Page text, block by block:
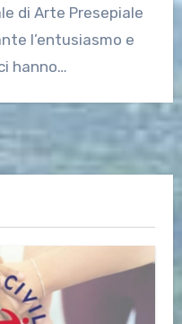
di Arte Presepiale
l’entusiasmo e
hanno…